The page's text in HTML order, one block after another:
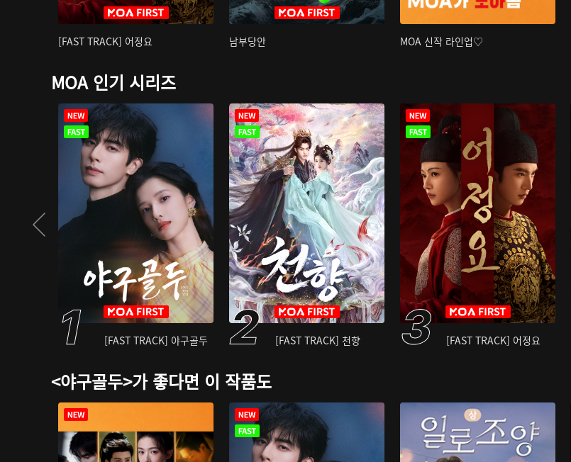
[FAST TRACK] 어정요 남부당안 MOA 신작 라인업♡
MOA 인기 시리즈
[FAST TRACK] 야구골두 [FAST TRACK] 천향 [FAST TRACK] 어정요
<야구골두>가 좋다면 이 작품도